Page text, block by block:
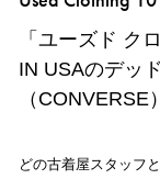
「ユーズド ク
IN USAのデッ
（CONVERSE
どの古着屋スタッフ